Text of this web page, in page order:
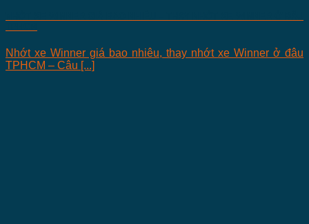
Nhớt xe Winner giá bao nhiêu, thay nhớt xe Winner ở đâu
TPHCM – Câu [...]